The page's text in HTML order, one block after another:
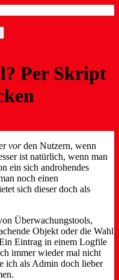
Per Skript
vorden Nutzern, wenn
ist natürlich, wenn man
ein sich androhendes
noch einen
sich dieser doch als
Überwachungstools,
Objekt oder die Wahl
Eintrag in einem Logfile
immer wieder mal nicht
ich als Admin doch lieber